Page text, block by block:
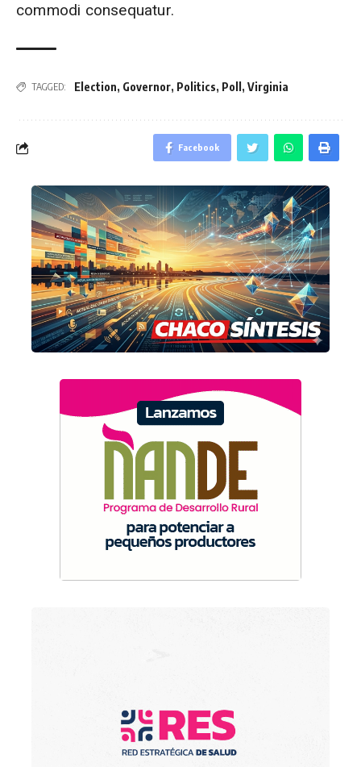
commodi consequatur.
TAGGED: Election, Governor, Politics, Poll , Virginia
Facebook